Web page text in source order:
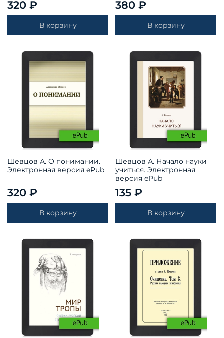
320 ₽
В корзину
380 ₽
В корзину
Шевцов А. О понимании.
Электронная версия ePub
320 ₽
В корзину
Шевцов А. Начало науки
учиться. Электронная
версия ePub
135 ₽
В корзину